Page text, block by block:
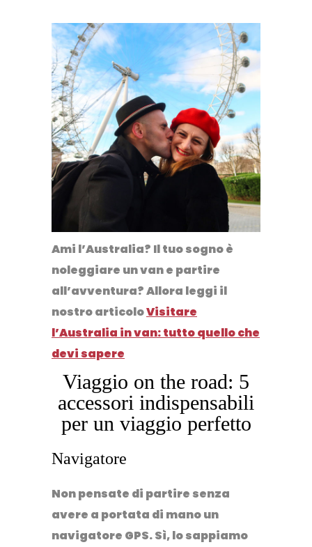
Ami l’Australia? Il tuo sogno è
noleggiare un van e partire
all’avventura? Allora leggi il
nostro articoloVisitare
l’Australia in van: tutto quello che
devi sapere
Viaggio on the road: 5
accessori indispensabili
per un viaggio perfetto
Navigatore
Non pensate di partire senza
avere a portata di mano un
navigatore GPS. Sì, lo sappiamo